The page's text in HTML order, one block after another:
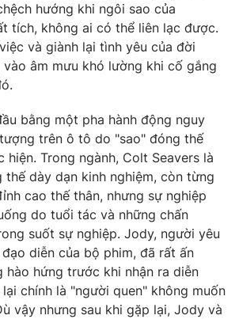
English
Truyền hình Việt Nam
báo VTV
báo in và báo điện tử số 483/GP-BTTTT
Thủy
Nguyễn Thị Mỹ Hạnh, Phạm Quốc Thắng,
hướng khi ngôi sao của
tích, không ai có thể liên lạc được.
và giành lại tình yêu của đời
âm mưu khó lường khi cố gắng
bằng một pha hành động nguy
trên ô tô do "sao" đóng thế
hiện. Trong ngành, Colt Seavers là
thế dày dạn kinh nghiệm, còn từng
cao thế thân, nhưng sự nghiệp
do tuổi tác và những chấn
suốt sự nghiệp. Jody, người yêu
diễn của bộ phim, đã rất ấn
hào hứng trước khi nhận ra diễn
chính là "người quen" không muốn
vậy nhưng sau khi gặp lại, Jody và